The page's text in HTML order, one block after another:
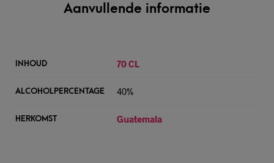
Aanvullende informatie
INHOUD 70 CL
ALCOHOLPERCENTAGE 40%
HERKOMST Guatemala